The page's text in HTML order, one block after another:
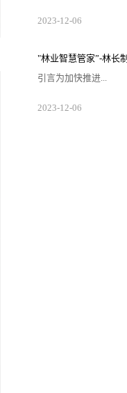
土地综合整治全域土
内，以“全地域、全要
体推进农用地整治、
改善、生态保护修复
乡村产业发展，优化
强化要素保障，支撑
2023-12-06
"林业智慧管家”-林长
引言为加快推进...
生态文明和美丽中国
保护发展森林草原资
2023-12-06